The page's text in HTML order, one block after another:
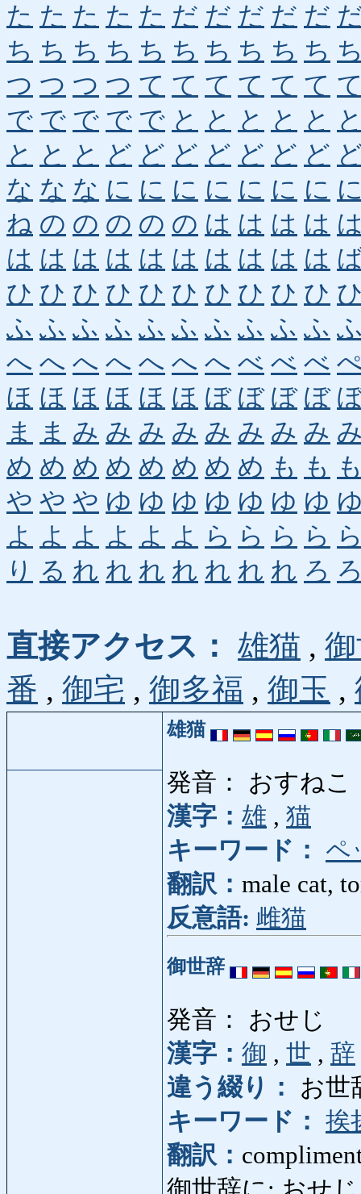
た た た た た だ だ だ だ だ
ち ち ち ち ち ち ち ち ち ち
つ つ つ つ て て て て て て
で で で で で と と と と と
と と と ど ど ど ど ど ど ど
な な な に に に に に に に
ね の の の の の は は は は
は は は は は は は は は は
ひ ひ ひ ひ ひ ひ ひ ひ ひ ひ
ふ ふ ふ ふ ふ ふ ふ ふ ふ ふ
へ へ へ へ へ へ へ べ べ べ
ほ ほ ほ ほ ほ ほ ぼ ぼ ぼ ぼ
ま
ま み み み み み み み み
め め め め め め め め も も
や や や ゆ ゆ ゆ ゆ ゆ ゆ ゆ
よ よ よ よ よ よ ら ら ら ら
り る れ れ れ れ れ れ れ ろ
直接アクセス： 雄猫 ,
番 , 御宅 , 御多福 , 御玉 ,
雄猫
発音： おすねこ
漢字： 雄 , 猫
キーワード：
ペ
翻訳： male cat,
反意語: 雌猫
御世辞
発音： おせじ
漢字： 御 , 世 , 辞
違う綴り：
お世
キーワード： 挨
翻訳：